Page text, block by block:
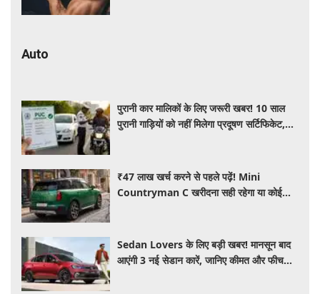
Auto
पुरानी कार मालिकों के लिए जरूरी खबर! 10 साल
पुरानी गाड़ियों को नहीं मिलेगा प्रदूषण सर्टिफिकेट,
₹47 लाख खर्च करने से पहले पढ़ें! Mini
Countryman C खरीदना सही रहेगा या कोई
Sedan Lovers के लिए बड़ी खबर! मानसून बाद
आएंगी 3 नई सेडान कारें, जानिए कीमत और फीचर्स